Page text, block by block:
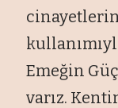
Emeğin
varız.